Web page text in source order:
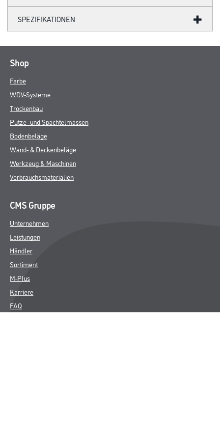
SPEZIFIKATIONEN
Shop
Farbe
WDV-Systeme
Trockenbau
Putze- und Spachtelmassen
Bodenbeläge
Wand- & Deckenbeläge
Werkzeug & Maschinen
Verbrauchsmaterialien
CMS Gruppe
Unternehmen
Leistungen
Händler
Sortiment
M-Plus
Karriere
FAQ